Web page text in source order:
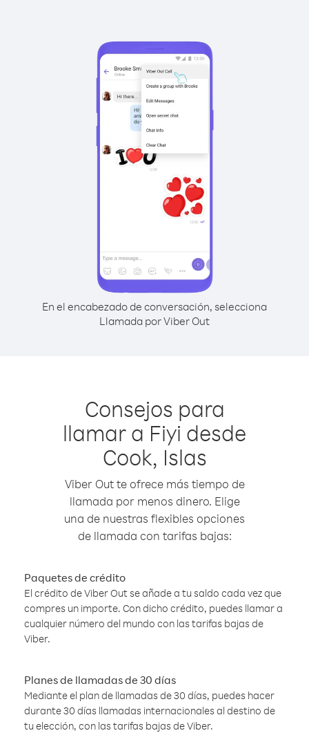
En el encabezado de conversación, selecciona
Llamada por Viber Out
Consejos para
llamar a Fiyi desde
Cook, Islas
Viber Out te ofrece más tiempo de
llamada por menos dinero. Elige
una de nuestras flexibles opciones
de llamada con tarifas bajas:
Paquetes de crédito
El crédito de Viber Out se añade a tu saldo cada vez que
compres un importe. Con dicho crédito, puedes llamar a
cualquier número del mundo con las tarifas bajas de
Viber.
Planes de llamadas de 30 días
Mediante el plan de llamadas de 30 días, puedes hacer
durante 30 días llamadas internacionales al destino de
tu elección, con las tarifas bajas de Viber.